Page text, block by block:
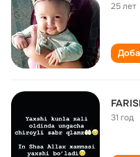
25 лет
31 год